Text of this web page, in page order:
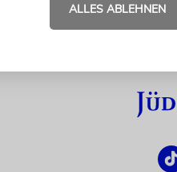
ALLES ABLEHNEN